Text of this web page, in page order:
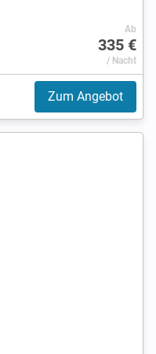
Ab
335 €
/ Nacht
Zum Angebot